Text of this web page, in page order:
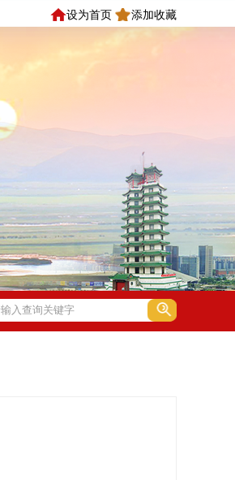
设为首页 添加收藏